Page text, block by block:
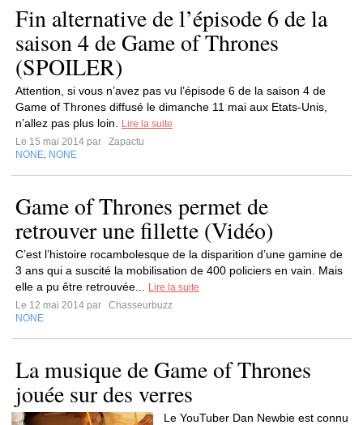
Fin alternative de l’épisode 6 de la
saison 4 de Game of Thrones
(SPOILER)
Attention, si vous n’avez pas vu l’épisode 6 de la saison 4 de
Game of Thrones diffusé le dimanche 11 mai aux Etats-Unis,
n’allez pas plus loin.
Lire la suite
Le 15 mai 2014 par
Zapactu
NONE NONE
Game of Thrones permet de
retrouver une fillette (Vidéo)
C’est l’histoire rocambolesque de la disparition d’une gamine de
3 ans qui a suscité la mobilisation de 400 policiers en vain. Mais
elle a pu être retrouvée...
Lire la suite
Le 12 mai 2014 par
Chasseurbuzz
NONE
La musique de Game of Thrones
jouée sur des verres
Le YouTuber Dan Newbie est connu